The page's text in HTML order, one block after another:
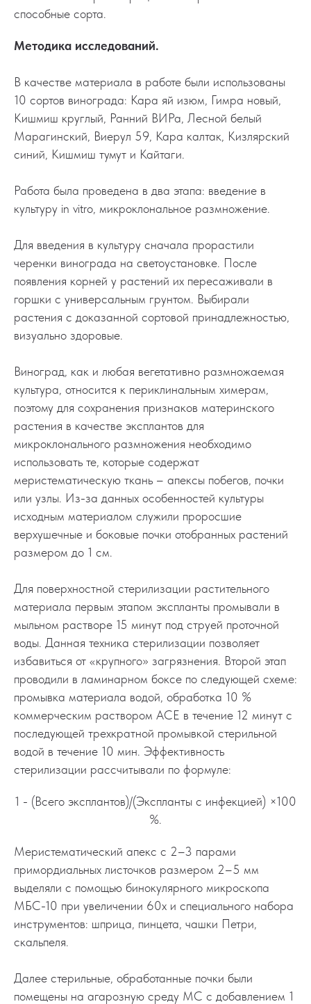
способные сорта.
Методика исследований.
В качестве материала в работе были использованы
10 сортов винограда: Кара яй изюм, Гимра новый,
Кишмиш круглый, Ранний ВИРа, Лесной белый
Марагинский, Виерул 59, Кара калтак, Кизлярский
синий, Кишмиш тумут и Кайтаги.
Работа была проведена в два этапа: введение в
культуру in vitro, микроклональное размножение.
Для введения в культуру сначала прорастили
черенки винограда на светоустановке. После
появления корней у растений их пересаживали в
горшки с универсальным грунтом. Выбирали
растения с доказанной сортовой принадлежностью,
визуально здоровые.
Виноград, как и любая вегетативно размножаемая
культура, относится к периклинальным химерам,
поэтому для сохранения признаков материнского
растения в качестве эксплантов для
микроклонального размножения необходимо
использовать те, которые содержат
меристематическую ткань – апексы побегов, почки
или узлы. Из-за данных особенностей культуры
исходным материалом служили проросшие
верхушечные и боковые почки отобранных растений
размером до 1 см.
Для поверхностной стерилизации растительного
материала первым этапом экспланты промывали в
мыльном растворе 15 минут под струей проточной
воды. Данная техника стерилизации позволяет
избавиться от «крупного» загрязнения. Второй этап
проводили в ламинарном боксе по следующей схеме:
промывка материала водой, обработка 10 %
коммерческим раствором ACE в течение 12 минут с
последующей трехкратной промывкой стерильной
водой в течение 10 мин. Эффективность
стерилизации рассчитывали по формуле:
1 - (Всего эксплантов)/(Экспланты с инфекцией) ×100
%.
Меристематический апекс с 2–3 парами
примордиальных листочков размером 2–5 мм
выделяли с помощью бинокулярного микроскопа
МБС-10 при увеличении 60х и специального набора
инструментов: шприца, пинцета, чашки Петри,
скальпеля.
Далее стерильные, обработанные почки были
помещены на агарозную среду МС с добавлением 1